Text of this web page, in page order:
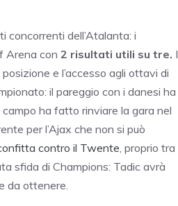
concorrenti dell’Atalanta: i
Arena con 2 risultati utili su tre. I
e l’accesso agli ottavi di
il pareggio con i danesi ha
ha fatto rinviare la gara nel
per l’Ajax che non si può
contro il Twente, proprio tra
sfida di Champions: Tadic avrà
da ottenere.